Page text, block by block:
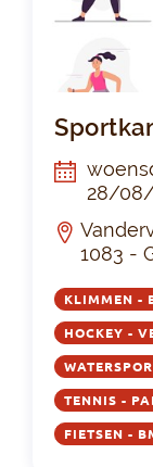
28/
1083 -
KLIMMEN -
HOCKEY -
TENNIS -
FIETSEN -